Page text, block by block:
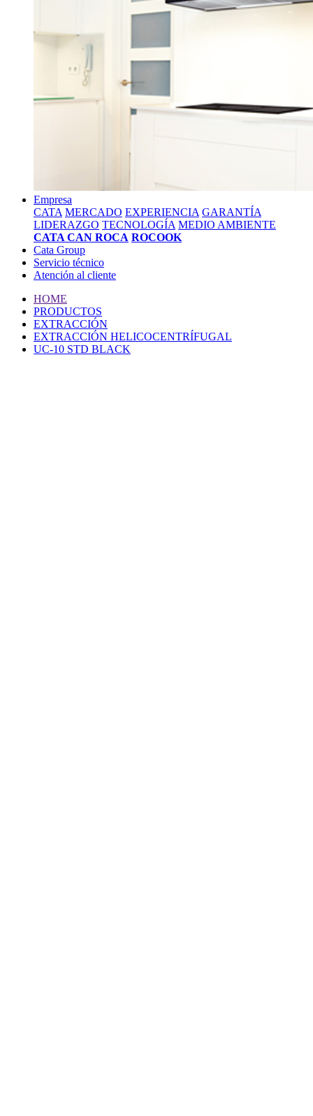
Empresa
CATA MERCADO EXPERIENCIA GARANTÍA
LIDERAZGO TECNOLOGÍA MEDIO AMBIENTE
CATA CAN ROCA ROCOOK
Cata Group
Servicio técnico
Atención al cliente
HOME
PRODUCTOS
EXTRACCIÓN
EXTRACCIÓN HELICOCENTRÍFUGAL
UC-10 STD BLACK